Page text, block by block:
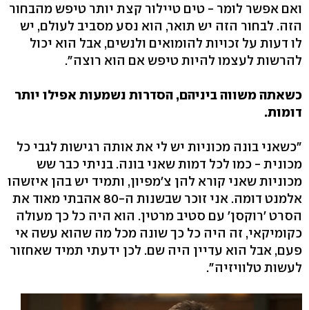
ואם אפשר לומר - טים טיילור קצת יותר טיפש מהבחור
הזה. לבחור הזה יש תואר, הוא נסע מסביב לעולם, יש
לו דעות על זכויות להומואים ולנשים, אבל הוא יכול
להרשות לעצמו להיות טיפש אם הוא רוצה".
כשאתה משווה ביניהם, הסדרות נשמעות אפילו יותר
דומות.
"כשאני בונה מכוניות יש לי את אותה רגישות לגבי כל
מכונית - כמו לכל דמות שאני בונה. בניתי כבר שש
מכוניות שאני קורא להן צ'מפיון, ותמיד יש בהן איזשהו
אלמנט דומה. אני זוכר שבשנות ה-80 אהבתי מאוד את
הסרט 'רוקסן' עם סטיב מרטין. הוא היה כל כך מעולה
כקומיקאי, זה היה כל כך שונה מכל מה שהוא עשה אי
פעם, אבל הוא עדיין היה שם. לכן ידעתי תמיד שאחזור
לעשות טלוויזיה".